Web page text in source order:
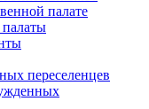
палате
переселенцев